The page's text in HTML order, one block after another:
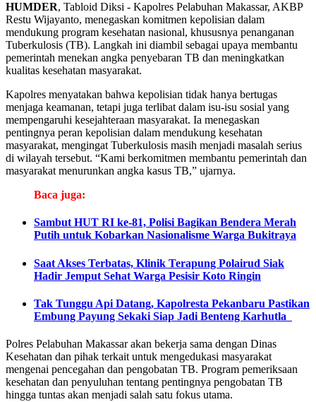
HUMDER, Tabloid Diksi - Kapolres Pelabuhan Makassar, AKBP
Restu Wijayanto, menegaskan komitmen kepolisian dalam
mendukung program kesehatan nasional, khususnya penanganan
Tuberkulosis (TB). Langkah ini diambil sebagai upaya membantu
pemerintah menekan angka penyebaran TB dan meningkatkan
kualitas kesehatan masyarakat.
Kapolres menyatakan bahwa kepolisian tidak hanya bertugas
menjaga keamanan, tetapi juga terlibat dalam isu-isu sosial yang
mempengaruhi kesejahteraan masyarakat. Ia menegaskan
pentingnya peran kepolisian dalam mendukung kesehatan
masyarakat, mengingat Tuberkulosis masih menjadi masalah serius
di wilayah tersebut. “Kami berkomitmen membantu pemerintah dan
masyarakat menurunkan angka kasus TB,” ujarnya.
Baca juga:
Sambut HUT RI ke-81, Polisi Bagikan Bendera Merah
Putih untuk Kobarkan Nasionalisme Warga Bukitraya
Saat Akses Terbatas, Klinik Terapung Polairud Siak
Hadir Jemput Sehat Warga Pesisir Koto Ringin
Tak Tunggu Api Datang, Kapolresta Pekanbaru Pastikan
Embung Payung Sekaki Siap Jadi Benteng Karhutla
Polres Pelabuhan Makassar akan bekerja sama dengan Dinas
Kesehatan dan pihak terkait untuk mengedukasi masyarakat
mengenai pencegahan dan pengobatan TB. Program pemeriksaan
kesehatan dan penyuluhan tentang pentingnya pengobatan TB
hingga tuntas akan menjadi salah satu fokus utama.